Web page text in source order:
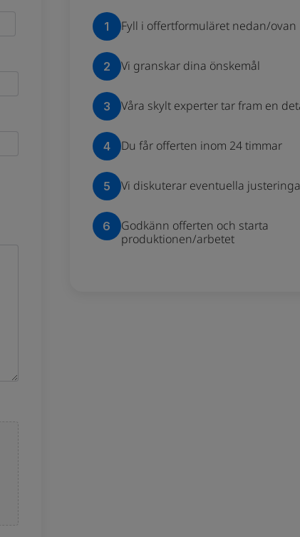
1 Fyll i offertformuläret nedan/ovan
2 Vi granskar dina önskemål
3 Våra skylt experter tar fram en
4 Du får offerten inom 24 timmar
5 Vi diskuterar eventuella
6
Godkänn offerten och starta
produktionen/arbetet